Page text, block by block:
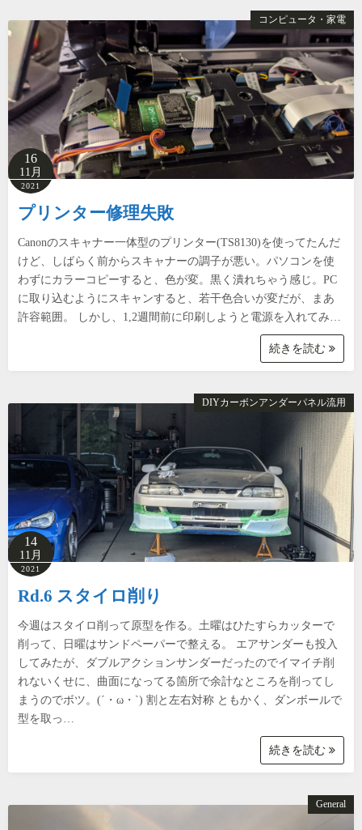
コンピュータ・家電
16
11月
2021
プリンター修理失敗
Canonのスキャナー一体型のプリンター(TS8130)を使ってたんだ
けど、しばらく前からスキャナーの調子が悪い。パソコンを使
わずにカラーコピーすると、色が変。黒く潰れちゃう感じ。PC
に取り込むようにスキャンすると、若干色合いが変だが、まあ
許容範囲。 しかし、1,2週間前に印刷しようと電源を入れてみ…
続きを読む
DIYカーボンアンダーパネル流用
14
11月
2021
Rd.6 スタイロ削り
今週はスタイロ削って原型を作る。土曜はひたすらカッターで
削って、日曜はサンドペーパーで整える。 エアサンダーも投入
してみたが、ダブルアクションサンダーだったのでイマイチ削
れないくせに、曲面になってる箇所で余計なところを削ってし
まうのでボツ。(´・ω・`) 割と左右対称 ともかく、ダンボールで
型を取っ…
続きを読む
General